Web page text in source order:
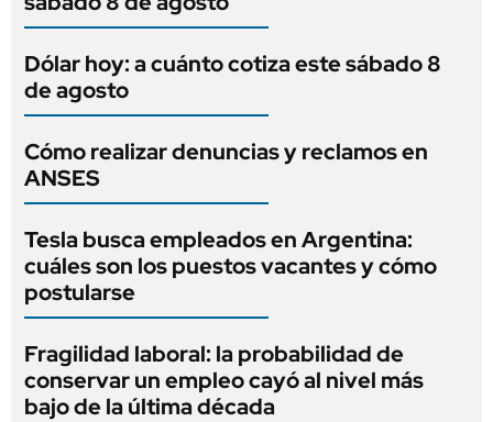
Dólar hoy: a cuánto cotiza este sábado 8
de agosto
Cómo realizar denuncias y reclamos en
ANSES
Tesla busca empleados en Argentina:
cuáles son los puestos vacantes y cómo
postularse
Fragilidad laboral: la probabilidad de
conservar un empleo cayó al nivel más
bajo de la última década